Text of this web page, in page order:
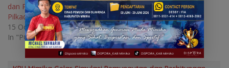
dan Perhitungan Suara
Pilkada 2024
15 October 2024
In "POLITIK"